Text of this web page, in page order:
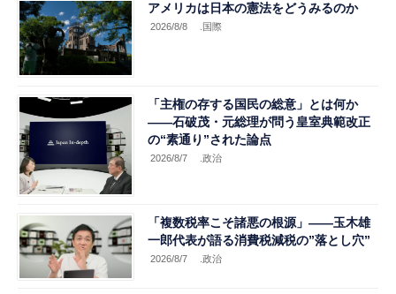
アメリカは日本の憲法をどうみるのか
2026/8/8 .国際
「主権の存する国民の総意」とは何か
――石破茂・元総理が問う皇室典範改正
の“素通り”された論点
2026/8/7 .政治
「複数税率こそ諸悪の根源」――玉木雄
一郎代表が語る消費税減税の”落とし穴”
2026/8/7 .政治